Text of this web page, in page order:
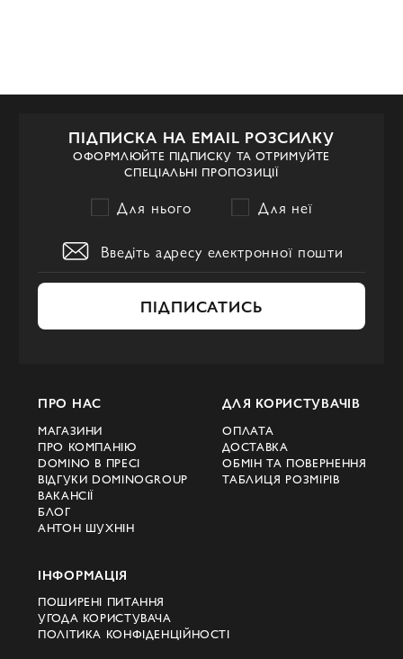
ПІДПИСКА НА EMAIL РОЗСИЛКУ
ОФОРМЛЮЙТЕ ПІДПИСКУ ТА ОТРИМУЙТЕ
СПЕЦІАЛЬНІ ПРОПОЗИЦІЇ
Для нього Для неї
ПІДПИСАТИСЬ
ПРО НАС
МАГАЗИНИ
ПРО КОМПАНІЮ
DOMINO В ПРЕСІ
ВІДГУКИ DOMINOGROUP
ВАКАНСІЇ
БЛОГ
АНТОН ШУХНІН
ДЛЯ КОРИСТУВАЧІВ
ОПЛАТА
ДОСТАВКА
ОБМІН ТА ПОВЕРНЕННЯ
ТАБЛИЦЯ РОЗМІРІВ
ІНФОРМАЦІЯ
ПОШИРЕНІ ПИТАННЯ
УГОДА КОРИСТУВАЧА
ПОЛІТИКА КОНФІДЕНЦІЙНОСТІ